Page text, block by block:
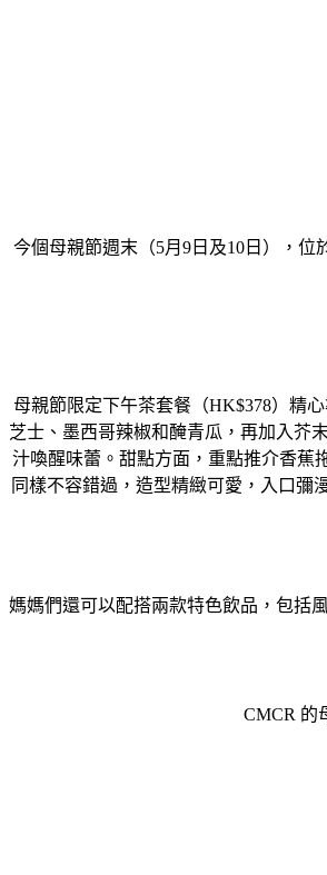
今個母親節週末（5月9日及10日），位
母親節限定下午茶套餐（HK$378）精
芝士、 墨西哥辣椒和醃青瓜，再加入芥
汁喚醒味蕾。 甜點方面，重點推介香蕉
同樣不容錯過，造型精緻可愛， 入口彌
媽媽們還可以配搭兩款特色飲品，包括
CMCR 的